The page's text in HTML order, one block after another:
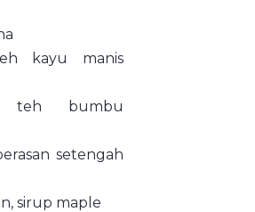
kayu manis
bumbu
setengah
sirup maple